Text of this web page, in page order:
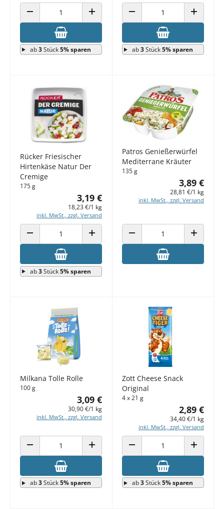
ANZAHL VERRINGERN ANZAHL ERHÖHEN
ab3Stück5% sparen
ANZAHL VERRINGERN ANZAHL
ab3Stück5% sparen
Rücker Friesischer
Hirtenkäse Natur Der
Cremige
175 g
3,19 €
18,23 €/1 kg
inkl. MwSt., zzgl. Versand
ANZAHL VERRINGERN ANZAHL ERHÖHEN
ab3Stück5% sparen
Patros Genießerwürfel
Mediterrane Kräuter
135 g
3,89 €
28,81 €/1 kg
inkl. MwSt., zzgl. Versand
ANZAHL VERRINGERN ANZAHL
Milkana Tolle Rolle
100 g
3,09 €
30,90 €/1 kg
inkl. MwSt., zzgl. Versand
ANZAHL VERRINGERN ANZAHL ERHÖHEN
ab3Stück5% sparen
Zott Cheese Snack
Original
4 x 21 g
2,89 €
34,40 €/1 kg
inkl. MwSt., zzgl. Versand
ANZAHL VERRINGERN ANZAHL
ab3Stück5% sparen